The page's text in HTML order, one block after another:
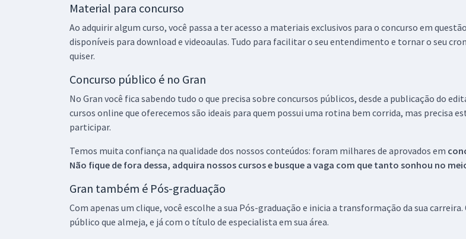
Material para concurso
Ao adquirir algum curso, você passa a ter acesso a materiais exclusivos para o concurso em
disponíveis para download e videoaulas. Tudo para facilitar o seu entendimento e tornar o seu
quiser.
Concurso público é no Gran
No Gran você fica sabendo tudo o que precisa sobre concursos públicos, desde a publicação do
cursos online que oferecemos são ideais para quem possui uma rotina bem corrida, mas precisa
participar.
Temos muita confiança na qualidade dos nossos conteúdos: foram milhares de aprovados em
Não fique de fora dessa, adquira nossos cursos e busque a vaga com que tanto sonhou no
Gran também é Pós-graduação
Com apenas um clique, você escolhe a sua Pós-graduação e inicia a transformação da sua
público que almeja, e já com o título de especialista em sua área.